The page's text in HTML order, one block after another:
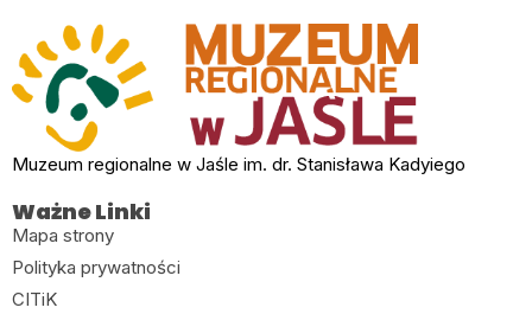
Muzeum regionalne w Jaśle im. dr. Stanisława Kadyiego
Ważne Linki
Mapa strony
Polityka prywatności
CITiK